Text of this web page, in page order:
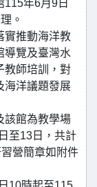
年6月9日
。
實推動海洋教
導覽及臺灣水
教師培訓，對
海洋議題發展
該館為教學場
至13日，共計
營簡章如附件